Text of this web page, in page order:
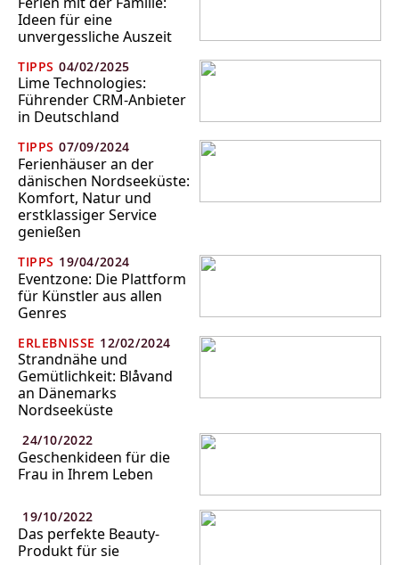
Ideen für eine
unvergessliche Auszeit
TIPPS 04/02/2025
Lime Technologies:
Führender CRM-Anbieter
in Deutschland
TIPPS 07/09/2024
Ferienhäuser an der
dänischen Nordseeküste:
Komfort, Natur und
erstklassiger Service
genießen
TIPPS 19/04/2024
Eventzone: Die Plattform
für Künstler aus allen
Genres
ERLEBNISSE 12/02/2024
Strandnähe und
Gemütlichkeit: Blåvand
an Dänemarks
Nordseeküste
24/10/2022
Geschenkideen für die
Frau in Ihrem Leben
19/10/2022
Das perfekte Beauty-
Produkt für sie